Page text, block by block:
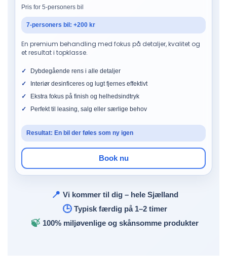
Pris for 5-personers bil
7-personers bil: +200 kr
En premium behandling med fokus på detaljer, kvalitet og
et resultat i topklasse.
Dybdegående rens i alle detaljer
Interiør desinficeres og lugt fjernes effektivt
Ekstra fokus på finish og helhedsindtryk
Perfekt til leasing, salg eller særlige behov
Resultat: En bil der føles som ny igen
Book nu
📍 Vi kommer til dig – hele Sjælland
🕒 Typisk færdig på 1–2 timer
🍃 100% miljøvenlige og skånsomme produkter